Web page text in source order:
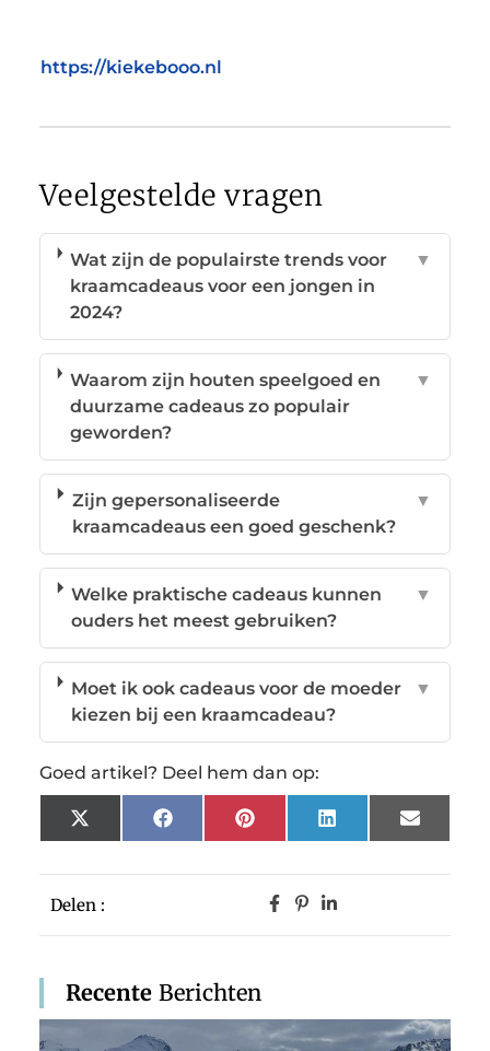
Delen :
Recente Berichten
https://kiekebooo.nl
Veelgestelde vragen
Wat zijn de populairste trends voor
kraamcadeaus voor een jongen in
2024?
▼
Waarom zijn houten speelgoed en
duurzame cadeaus zo populair
geworden?
▼
Zijn gepersonaliseerde
kraamcadeaus een goed geschenk?
▼
Welke praktische cadeaus kunnen
ouders het meest gebruiken?
▼
Moet ik ook cadeaus voor de moeder
kiezen bij een kraamcadeau?
▼
Goed artikel? Deel hem dan op:
X
(Twitter)
FacebookPinterestLinkedInEmail